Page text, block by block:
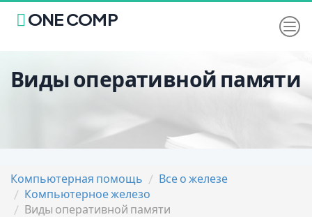
ONE COMP
Виды оперативной памяти
Компьютерная помощь
Все о железе
Компьютерное железо
Виды оперативной памяти